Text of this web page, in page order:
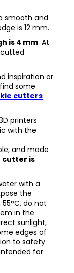
smooth and
is 12 mm.
is 4 mm. At
inspiration or
some
cutters
printers
with the
and made
cutter is
with a
the
do not
in the
sunlight,
edges of
to safety
for